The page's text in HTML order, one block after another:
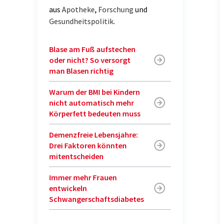
aus Apotheke, Forschung und
Gesundheitspolitik.
Blase am Fuß aufstechen
oder nicht? So versorgt
man Blasen richtig
Warum der BMI bei Kindern
nicht automatisch mehr
Körperfett bedeuten muss
Demenzfreie Lebensjahre:
Drei Faktoren könnten
mitentscheiden
Immer mehr Frauen
entwickeln
Schwangerschaftsdiabetes